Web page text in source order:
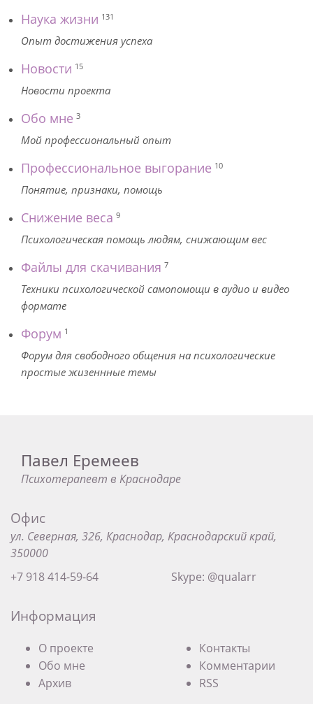
Наука жизни 131
Опыт достижения успеха
Новости 15
Новости проекта
Обо мне 3
Мой профессиональный опыт
Профессиональное выгорание 10
Понятие, признаки, помощь
Снижение веса 9
Психологическая помощь людям, снижающим вес
Файлы для скачивания 7
Техники психологической самопомощи в аудио и видео
формате
Форум 1
Форум для свободного общения на психологические
простые жизеннные темы
Павел Еремеев
Психотерапевт в Краснодаре
Офис
ул. Северная, 326, Краснодар, Краснодарский край,
350000
+7 918 414-59-64
Skype: @qualarr
Информация
О проекте
Обо мне
Архив
Контакты
Комментарии
RSS